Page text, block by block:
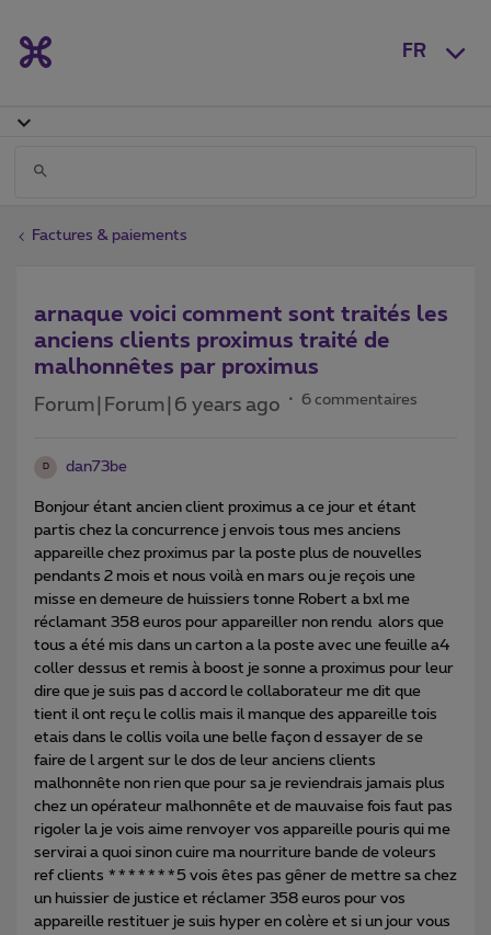
FR
Factures & paiements
arnaque voici comment sont traités les
anciens clients proximus traité de
malhonnêtes par proximus
Forum|Forum|6 years ago 6 commentaires
D dan73be
Bonjour étant ancien client proximus a ce jour et étant
partis chez la concurrence j envois tous mes anciens
appareille chez proximus par la poste plus de nouvelles
pendants 2 mois et nous voilà en mars ou je reçois une
misse en demeure de huissiers tonne Robert a bxl me
réclamant 358 euros pour appareiller non rendu alors que
tous a été mis dans un carton a la poste avec une feuille a4
coller dessus et remis à boost je sonne a proximus pour leur
dire que je suis pas d accord le collaborateur me dit que
tient il ont reçu le collis mais il manque des appareille tois
etais dans le collis voila une belle façon d essayer de se
faire de l argent sur le dos de leur anciens clients
malhonnête non rien que pour sa je reviendrais jamais plus
chez un opérateur malhonnête et de mauvaise fois faut pas
rigoler la je vois aime renvoyer vos appareille pouris qui me
servirai a quoi sinon cuire ma nourriture bande de voleurs
ref clients *******5 vois êtes pas gêner de mettre sa chez
un huissier de justice et réclamer 358 euros pour vos
appareille restituer je suis hyper en colère et si un jour vous